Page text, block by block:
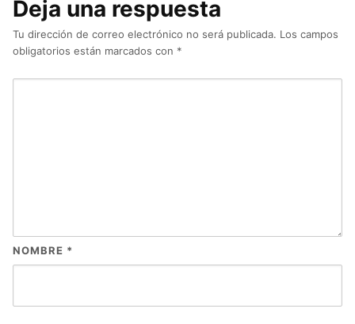
Deja una respuesta
Tu dirección de correo electrónico no será publicada. Los campos
obligatorios están marcados con *
NOMBRE *